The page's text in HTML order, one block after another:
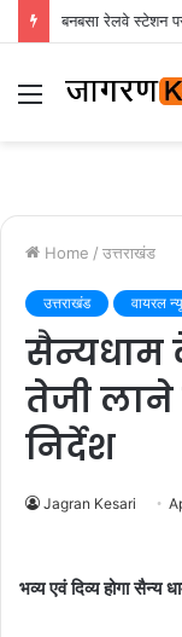
Menu
Home / उत्तराखंड
उत्तराखंड वायरल
सैन्यधाम
तेजी
निर्देश
Jagran Kesari
भव्य एवं दिव्य होगा सैन्य